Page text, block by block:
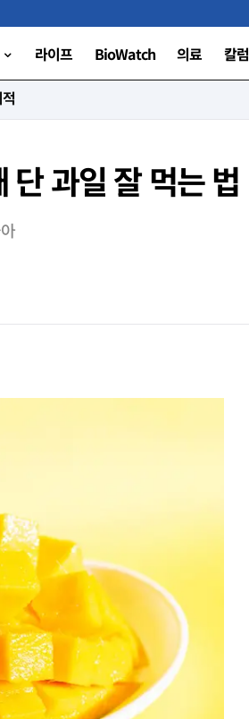
라이프 BioWatch 의료 칼럼
과일 잘 먹는 법